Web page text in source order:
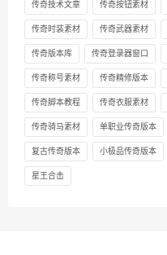
传奇技术文章 传奇按钮素材
传奇时装素材 传奇武器素材
传奇版本库 传奇登录器窗口
传奇称号素材 传奇精修版本
传奇脚本教程 传奇衣服素材
传奇骑马素材 单职业传奇版本
复古传奇版本 小极品传奇版本
星王合击